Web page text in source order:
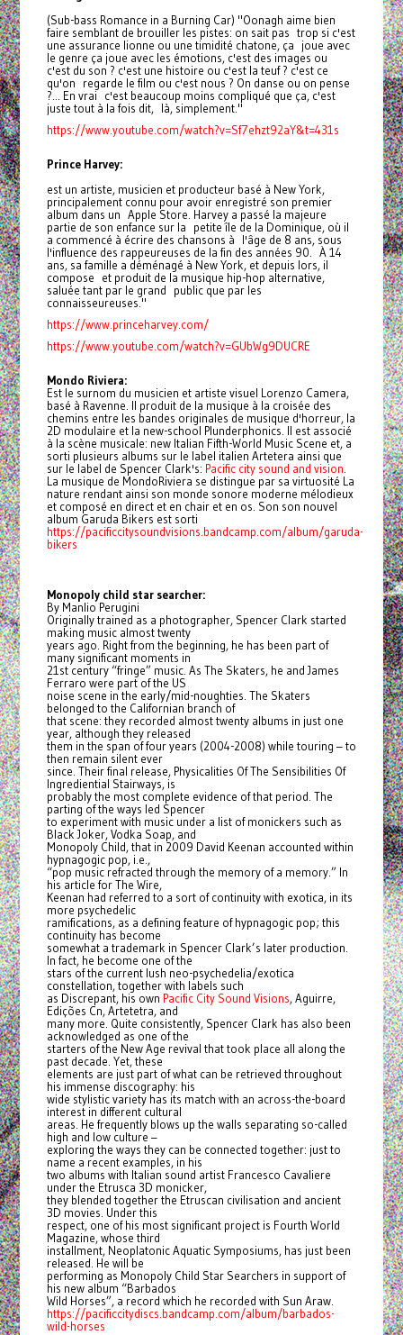
(Sub-bass Romance in a Burning Car) "Oonagh aime bien
faire semblant de brouiller les pistes: on sait pas trop si c'est
une assurance lionne ou une timidité chatone, ça joue avec
le genre ça joue avec les émotions, c'est des images ou
c'est du son ? c'est une histoire ou c'est la teuf ? c'est ce
qu'on regarde le film ou c'est nous ? On danse ou on pense
?... En vrai c'est beaucoup moins compliqué que ça, c'est
juste tout à la fois dit, là, simplement."
https://www.youtube.com/watch?v=Sf7ehzt92aY&t=431s
Prince Harvey:
est un artiste, musicien et producteur basé à New York,
principalement connu pour avoir enregistré son premier
album dans un Apple Store. Harvey a passé la majeure
partie de son enfance sur la petite île de la Dominique, où il
a commencé à écrire des chansons à l'âge de 8 ans, sous
l'influence des rappeureuses de la fin des années 90. À 14
ans, sa famille a déménagé à New York, et depuis lors, il
compose et produit de la musique hip-hop alternative,
saluée tant par le grand public que par les
connaisseureuses."
https://www.princeharvey.com/
https://www.youtube.com/watch?v=GUbWg9DUCRE
Mondo Riviera:
Est le surnom du musicien et artiste visuel Lorenzo Camera,
basé à Ravenne. Il produit de la musique à la croisée des
chemins entre les bandes originales de musique d'horreur, la
2D modulaire et la new-school Plunderphonics. Il est associé
à la scène musicale: new Italian Fifth-World Music Scene et, a
sorti plusieurs albums sur le label italien Artetera ainsi que
sur le label de Spencer Clark's: Pacific city sound and vision.
La musique de MondoRiviera se distingue par sa virtuosité La
nature rendant ainsi son monde sonore moderne mélodieux
et composé en direct et en chair et en os. Son son nouvel
album Garuda Bikers est sorti
https://pacificcitysoundvisions.bandcamp.com/album/garuda-
bikers
Monopoly child star searcher:
By Manlio Perugini
Originally trained as a photographer, Spencer Clark started
making music almost twenty
years ago. Right from the beginning, he has been part of
many significant moments in
21st century “fringe” music. As The Skaters, he and James
Ferraro were part of the US
noise scene in the early/mid-noughties. The Skaters
belonged to the Californian branch of
that scene: they recorded almost twenty albums in just one
year, although they released
them in the span of four years (2004-2008) while touring – to
then remain silent ever
since. Their final release, Physicalities Of The Sensibilities Of
Ingrediential Stairways, is
probably the most complete evidence of that period. The
parting of the ways led Spencer
to experiment with music under a list of monickers such as
Black Joker, Vodka Soap, and
Monopoly Child, that in 2009 David Keenan accounted within
hypnagogic pop, i.e.,
“pop music refracted through the memory of a memory.” In
his article for The Wire,
Keenan had referred to a sort of continuity with exotica, in its
more psychedelic
ramifications, as a defining feature of hypnagogic pop; this
continuity has become
somewhat a trademark in Spencer Clark’s later production.
In fact, he become one of the
stars of the current lush neo-psychedelia/exotica
constellation, together with labels such
as Discrepant, his own Pacific City Sound Visions, Aguirre,
Edições Cn, Artetetra, and
many more. Quite consistently, Spencer Clark has also been
acknowledged as one of the
starters of the New Age revival that took place all along the
past decade. Yet, these
elements are just part of what can be retrieved throughout
his immense discography: his
wide stylistic variety has its match with an across-the-board
interest in different cultural
areas. He frequently blows up the walls separating so-called
high and low culture –
exploring the ways they can be connected together: just to
name a recent examples, in his
two albums with Italian sound artist Francesco Cavaliere
under the Etrusca 3D monicker,
they blended together the Etruscan civilisation and ancient
3D movies. Under this
respect, one of his most significant project is Fourth World
Magazine, whose third
installment, Neoplatonic Aquatic Symposiums, has just been
released. He will be
performing as Monopoly Child Star Searchers in support of
his new album “Barbados
Wild Horses”, a record which he recorded with Sun Araw.
https://pacificcitydiscs.bandcamp.com/album/barbados-
wild-horses